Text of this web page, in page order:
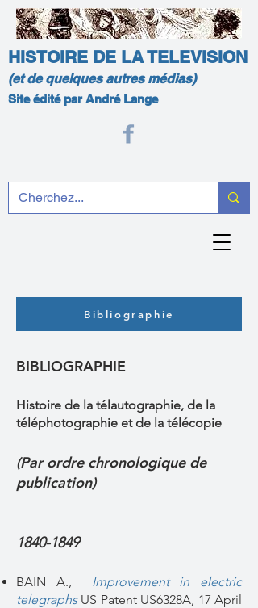
HISTOIRE DE LA TELEVISION
(et de quelques autres médias)
Site édité par André Lange
Bibliographie
BIBLIOGRAPHIE
Histoire de la télautographie, de la
téléphotographie et de la télécopie
(Par ordre chronologique de
publication)
1840-1849
BAIN A.,
Improvement in electric
telegraphsUS Patent US6328A, 17 April